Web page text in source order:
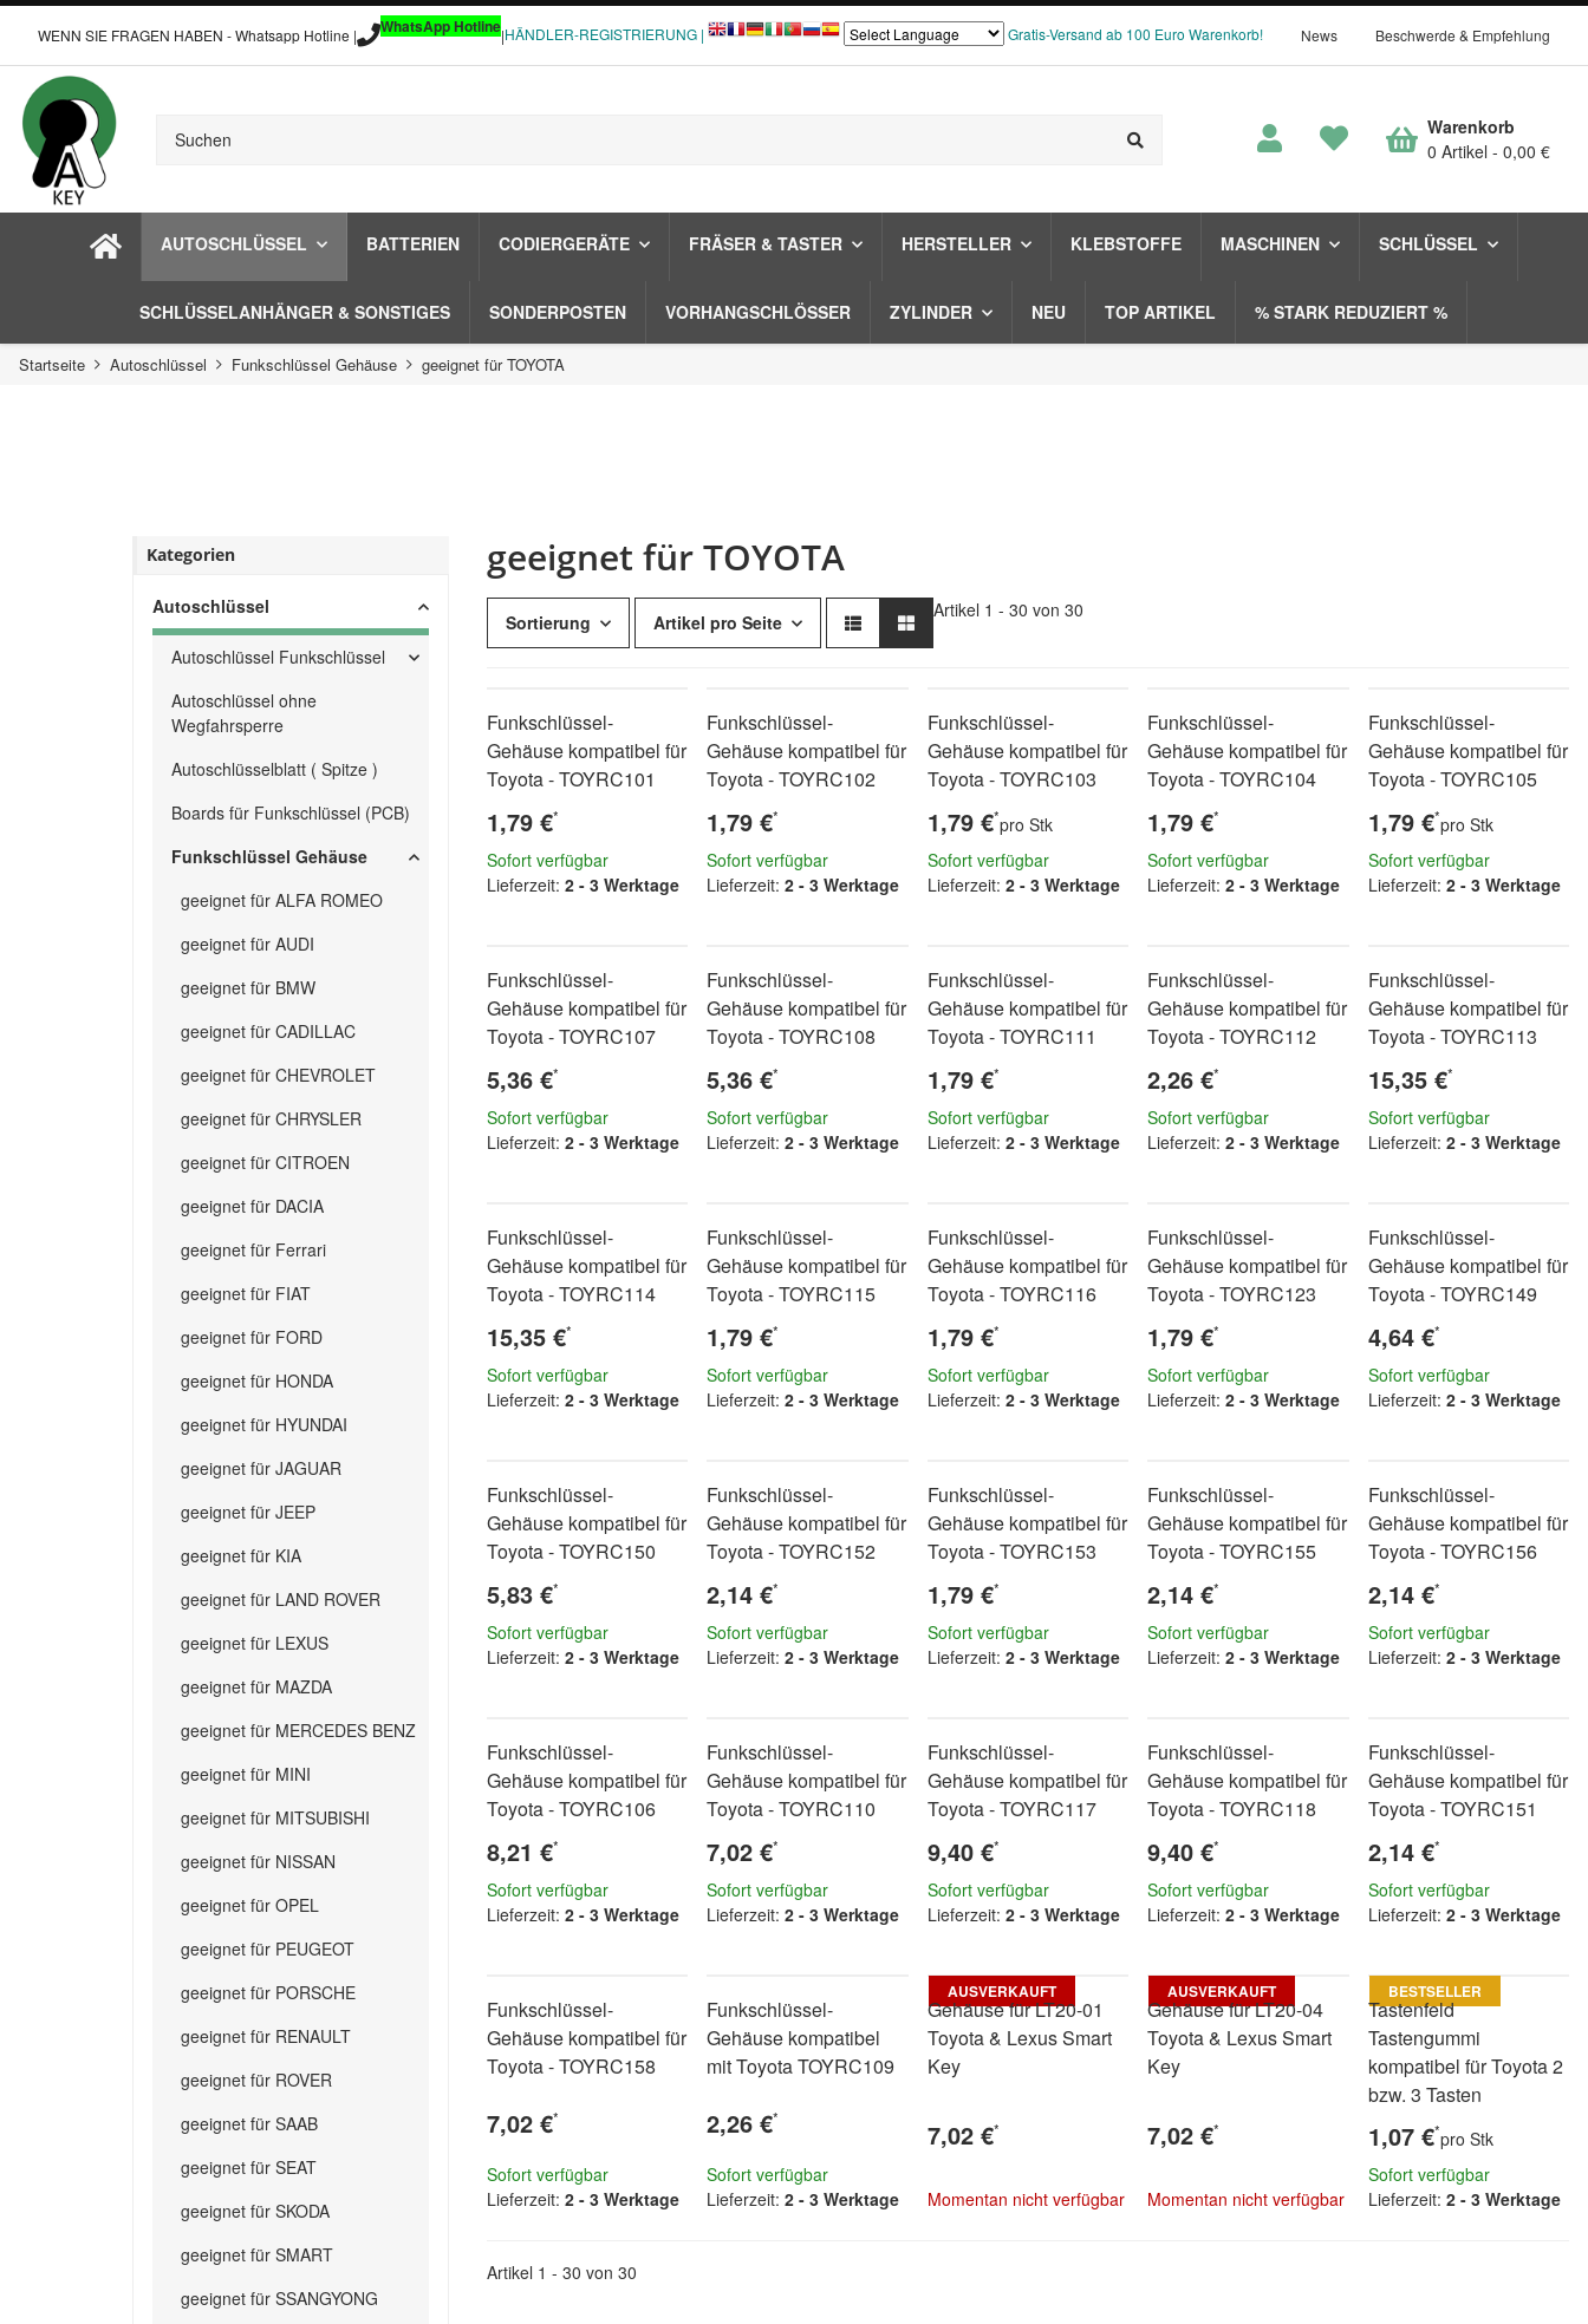
WENN SIE FRAGEN HABEN - Whatsapp Hotline | WhatsApp Hotline|HÄNDLER-REGISTRIERUNG | Gratis-Versand ab 100 Euro Warenkorb! News Beschwerde & Empfehlung
AUTOSCHLÜSSEL BATTERIEN CODIERGERÄTE FRÄSER & TASTER HERSTELLER KLEBSTOFFE MASCHINEN SCHLÜSSEL
SCHLÜSSELANHÄNGER & SONSTIGES SONDERPOSTEN VORHANGSCHLÖSSER ZYLINDER NEU TOP ARTIKEL % STARK REDUZIERT %
Warenkorb
0 Artikel
0,00 €
Startseite Autoschlüssel Funkschlüssel Gehäuse geeignet für TOYOTA
geeignet für TOYOTA
Sortierung Artikel pro Seite
Artikel 1 - 30 von 30
Funkschlüssel-
Gehäuse kompatibel für
Toyota - TOYRC101
1,79 €*
Sofort verfügbar
Lieferzeit: 2 - 3 Werktage
Funkschlüssel-
Gehäuse kompatibel für
Toyota - TOYRC102
1,79 €*
Sofort verfügbar
Lieferzeit: 2 - 3 Werktage
Funkschlüssel-
Gehäuse kompatibel für
Toyota - TOYRC103
1,79 €*pro Stk
Sofort verfügbar
Lieferzeit: 2 - 3 Werktage
Funkschlüssel-
Gehäuse kompatibel für
Toyota - TOYRC104
1,79 €*
Sofort verfügbar
Lieferzeit: 2 - 3 Werktage
Funkschlüssel-
Gehäuse kompatibel für
Toyota - TOYRC105
1,79 €*pro Stk
Sofort verfügbar
Lieferzeit: 2 - 3 Werktage
Funkschlüssel-
Gehäuse kompatibel für
Toyota - TOYRC107
5,36 €*
Sofort verfügbar
Lieferzeit: 2 - 3 Werktage
Funkschlüssel-
Gehäuse kompatibel für
Toyota - TOYRC108
5,36 €*
Sofort verfügbar
Lieferzeit: 2 - 3 Werktage
Funkschlüssel-
Gehäuse kompatibel für
Toyota - TOYRC111
1,79 €*
Sofort verfügbar
Lieferzeit: 2 - 3 Werktage
Funkschlüssel-
Gehäuse kompatibel für
Toyota - TOYRC112
2,26 €*
Sofort verfügbar
Lieferzeit: 2 - 3 Werktage
Funkschlüssel-
Gehäuse kompatibel für
Toyota - TOYRC113
15,35 €*
Sofort verfügbar
Lieferzeit: 2 - 3 Werktage
Funkschlüssel-
Gehäuse kompatibel für
Toyota - TOYRC114
15,35 €*
Sofort verfügbar
Lieferzeit: 2 - 3 Werktage
Funkschlüssel-
Gehäuse kompatibel für
Toyota - TOYRC115
1,79 €*
Sofort verfügbar
Lieferzeit: 2 - 3 Werktage
Funkschlüssel-
Gehäuse kompatibel für
Toyota - TOYRC116
1,79 €*
Sofort verfügbar
Lieferzeit: 2 - 3 Werktage
Funkschlüssel-
Gehäuse kompatibel für
Toyota - TOYRC123
1,79 €*
Sofort verfügbar
Lieferzeit: 2 - 3 Werktage
Funkschlüssel-
Gehäuse kompatibel für
Toyota - TOYRC149
4,64 €*
Sofort verfügbar
Lieferzeit: 2 - 3 Werktage
Funkschlüssel-
Gehäuse kompatibel für
Toyota - TOYRC150
5,83 €*
Sofort verfügbar
Lieferzeit: 2 - 3 Werktage
Funkschlüssel-
Gehäuse kompatibel für
Toyota - TOYRC152
2,14 €*
Sofort verfügbar
Lieferzeit: 2 - 3 Werktage
Funkschlüssel-
Gehäuse kompatibel für
Toyota - TOYRC153
1,79 €*
Sofort verfügbar
Lieferzeit: 2 - 3 Werktage
Funkschlüssel-
Gehäuse kompatibel für
Toyota - TOYRC155
2,14 €*
Sofort verfügbar
Lieferzeit: 2 - 3 Werktage
Funkschlüssel-
Gehäuse kompatibel für
Toyota - TOYRC156
2,14 €*
Sofort verfügbar
Lieferzeit: 2 - 3 Werktage
Funkschlüssel-
Gehäuse kompatibel für
Toyota - TOYRC106
8,21 €*
Sofort verfügbar
Lieferzeit: 2 - 3 Werktage
Funkschlüssel-
Gehäuse kompatibel für
Toyota - TOYRC110
7,02 €*
Sofort verfügbar
Lieferzeit: 2 - 3 Werktage
Funkschlüssel-
Gehäuse kompatibel für
Toyota - TOYRC117
9,40 €*
Sofort verfügbar
Lieferzeit: 2 - 3 Werktage
Funkschlüssel-
Gehäuse kompatibel für
Toyota - TOYRC118
9,40 €*
Sofort verfügbar
Lieferzeit: 2 - 3 Werktage
Funkschlüssel-
Gehäuse kompatibel für
Toyota - TOYRC151
2,14 €*
Sofort verfügbar
Lieferzeit: 2 - 3 Werktage
Funkschlüssel-
Gehäuse kompatibel für
Toyota - TOYRC158
7,02 €*
Sofort verfügbar
Lieferzeit: 2 - 3 Werktage
Funkschlüssel-
Gehäuse kompatibel
mit Toyota TOYRC109
2,26 €*
Sofort verfügbar
Lieferzeit: 2 - 3 Werktage
AUSVERKAUFT
Gehäuse für LT20-01
Toyota & Lexus Smart
Key
7,02 €*
Momentan nicht verfügbar
AUSVERKAUFT
Gehäuse für LT20-04
Toyota & Lexus Smart
Key
7,02 €*
Momentan nicht verfügbar
BESTSELLER
Tastenfeld
Tastengummi
kompatibel für Toyota 2
bzw. 3 Tasten
1,07 €*pro Stk
Sofort verfügbar
Lieferzeit: 2 - 3 Werktage
Artikel 1 - 30 von 30
Kategorien
Autoschlüssel
Autoschlüssel Funkschlüssel
Autoschlüssel ohne
Wegfahrsperre
Autoschlüsselblatt ( Spitze )
Boards für Funkschlüssel (PCB)
Funkschlüssel Gehäuse
geeignet für ALFA ROMEO
geeignet für AUDI
geeignet für BMW
geeignet für CADILLAC
geeignet für CHEVROLET
geeignet für CHRYSLER
geeignet für CITROEN
geeignet für DACIA
geeignet für Ferrari
geeignet für FIAT
geeignet für FORD
geeignet für HONDA
geeignet für HYUNDAI
geeignet für JAGUAR
geeignet für JEEP
geeignet für KIA
geeignet für LAND ROVER
geeignet für LEXUS
geeignet für MAZDA
geeignet für MERCEDES BENZ
geeignet für MINI
geeignet für MITSUBISHI
geeignet für NISSAN
geeignet für OPEL
geeignet für PEUGEOT
geeignet für PORSCHE
geeignet für RENAULT
geeignet für ROVER
geeignet für SAAB
geeignet für SEAT
geeignet für SKODA
geeignet für SMART
geeignet für SSANGYONG